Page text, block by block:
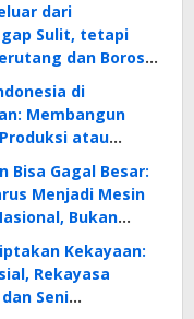
dari
Sulit, tetapi
dan Boros:
Finansial!
di
Membangun
atau
Depan?
Bisa Gagal Besar:
Menjadi Mesin
Bukan
Nasional
Kekayaan:
Rekayasa
Seni